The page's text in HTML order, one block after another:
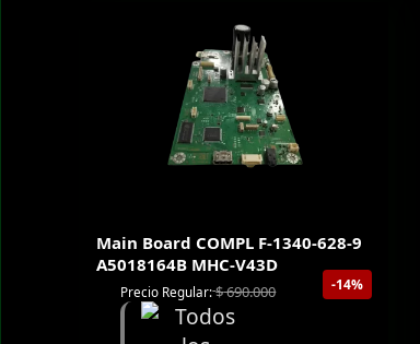
Main Board COMPL F-1340-628-9
A5018164B MHC-V43D
-14%
Precio Regular:$690.000